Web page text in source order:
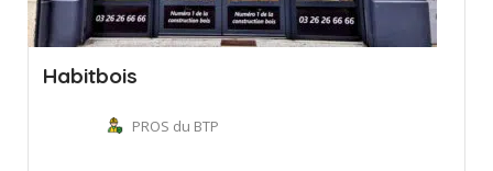
Habitbois
PROS du BTP